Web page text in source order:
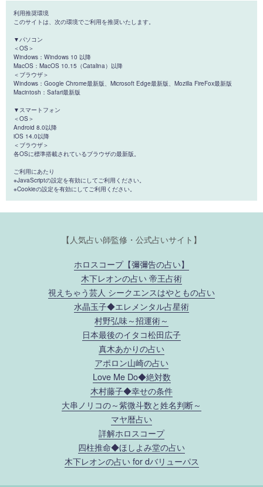
利用推奨環境
このサイトは、次の環境でご利用を推奨いたします。
▼パソコン
＜OS＞
Windows：Windows 10 以降
MacOS：MacOS 10.15（Catalina）以降
＜ブラウザ＞
Windows：Google Chrome最新版、Microsoft Edge最新版、Mozilla FireFox最新版
Macintosh：Safari最新版
▼スマートフォン
＜OS＞
Android 8.0以降
iOS 14.0以降
＜ブラウザ＞
各OSに標準搭載されているブラウザの最新版。
ご利用にあたり
※JavaScriptの設定を有効にしてご利用ください。
※Cookieの設定を有効にしてご利用ください。
【人気占い師監修・公式占いサイト】
ホロスコープ【彌彌告の占い】
木下レオンの占い 帝王占術
視えちゃう芸人 シークエンスはやともの占い
水晶玉子◆エレメンタル占星術
村野弘味～招運術～
日本最後のイタコ松田広子
真木あかりの占い
アポロン山崎の占い
Love Me Do◆絶対数
木村藤子◆幸せの条件
大串ノリコの～紫微斗数と姓名判断～
マヤ暦占い
詳解ホロスコープ
四柱推命◆ほしよみ堂の占い
木下レオンの占い for dバリューパス